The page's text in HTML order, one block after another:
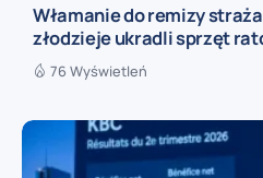
Włamanie do remizy
złodzieje ukradli sprzęt
76 Wyświetleń